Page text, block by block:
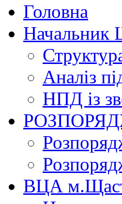
Головна
Начальник
Аналіз
НПД із
ВЦА